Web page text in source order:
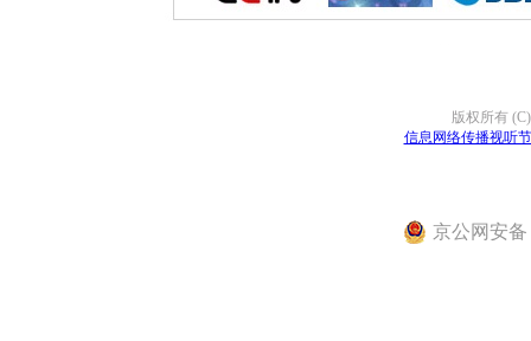
版权所有
信息网络传播视听
京公网安备